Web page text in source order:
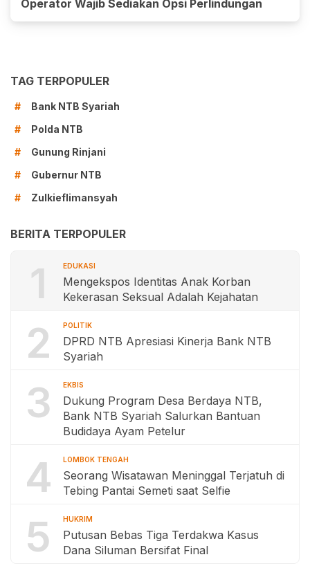
Operator Wajib Sediakan Opsi Perlindungan
TAG TERPOPULER
#
Bank NTB Syariah
#
Polda NTB
#
Gunung Rinjani
#
Gubernur NTB
#
Zulkieflimansyah
BERITA TERPOPULER
1 EDUKASI
Mengekspos Identitas Anak Korban
Kekerasan Seksual Adalah Kejahatan
2 POLITIK
DPRD NTB Apresiasi Kinerja Bank NTB
Syariah
3 EKBIS
Dukung Program Desa Berdaya NTB,
Bank NTB Syariah Salurkan Bantuan
Budidaya Ayam Petelur
4 LOMBOK TENGAH
Seorang Wisatawan Meninggal Terjatuh di
Tebing Pantai Semeti saat Selfie
5 HUKRIM
Putusan Bebas Tiga Terdakwa Kasus
Dana Siluman Bersifat Final